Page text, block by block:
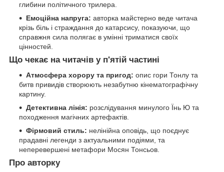
глибини політичного трилера.
Емоційна напруга: авторка майстерно веде читача
крізь біль і страждання до катарсису, показуючи, що
справжня сила полягає в умінні триматися своїх
цінностей.
Що чекає на читачів у п'ятій частині
Атмосфера хорору та пригод: опис гори Тонлу та
битв привидів створюють незабутню кінематографічну
картину.
Детективна лінія: розслідування минулого Їнь Ю та
походження магічних артефактів.
Фірмовий стиль: нелінійна оповідь, що поєднує
прадавні легенди з актуальними подіями, та
неперевершені метафори Мосян Тонсьов.
Про авторку